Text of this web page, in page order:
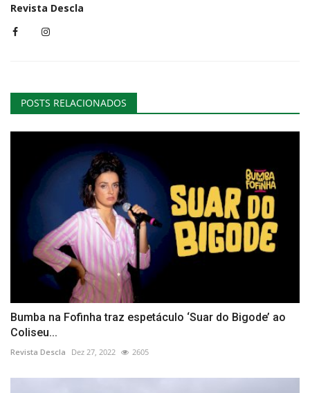
Revista Descla
POSTS RELACIONADOS
Bumba na Fofinha traz espetáculo ‘Suar do Bigode’ ao
Coliseu...
Revista Descla Dez 27, 2022 2605